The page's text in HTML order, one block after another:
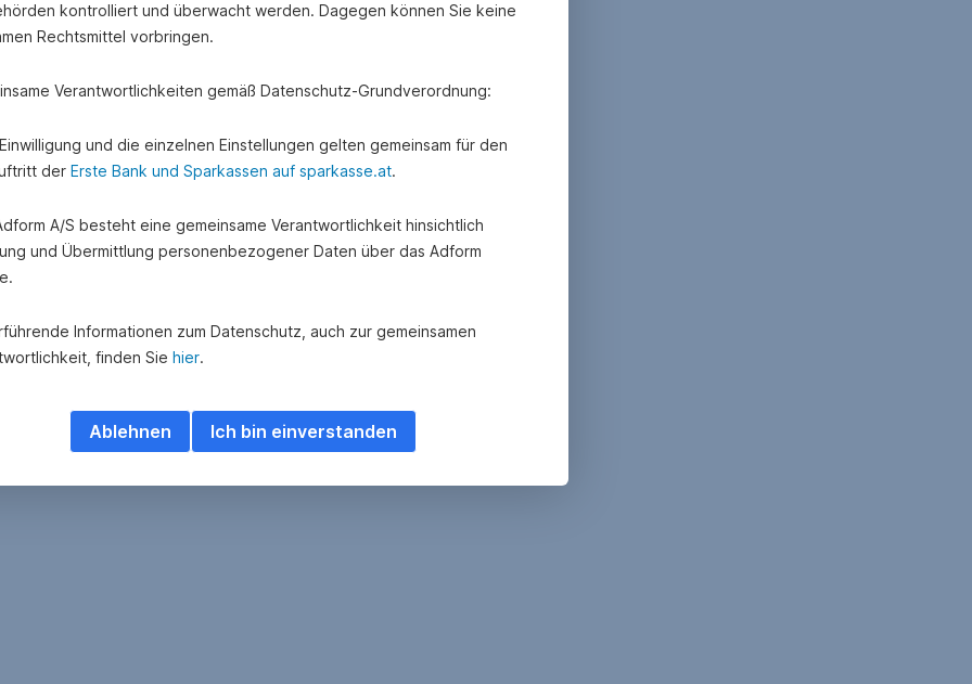
kontrolliert und überwacht werden. Dagegen können Sie keine
Rechtsmittel vorbringen.
Verantwortlichkeiten gemäß Datenschutz-Grundverordnung:
und die einzelnen Einstellungen gelten gemeinsam für den
der Erste Bank und Sparkassen auf sparkasse.at.
A/S besteht eine gemeinsame Verantwortlichkeit hinsichtlich
und Übermittlung personenbezogener Daten über das Adform
Informationen zum Datenschutz, auch zur gemeinsamen
finden Sie hier.
Ich bin einverstanden
Ablehnen